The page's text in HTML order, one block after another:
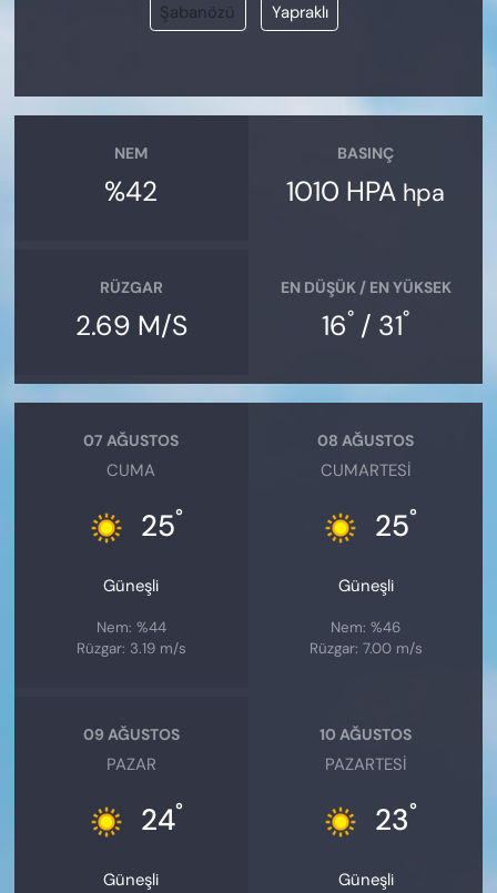
Şabanözü Yapraklı
NEM
%42
BASINÇ
1010 HPA hpa
RÜZGAR
2.69 M/S
EN DÜŞÜK / EN YÜKSEK
16° / 31°
07 AĞUSTOS
CUMA
25°
Güneşli
Nem: %44
Rüzgar: 3.19 m/s
08 AĞUSTOS
CUMARTESI
25°
Güneşli
Nem: %46
Rüzgar: 7.00 m/s
09 AĞUSTOS
PAZAR
24°
Güneşli
10 AĞUSTOS
PAZARTESI
23°
Güneşli